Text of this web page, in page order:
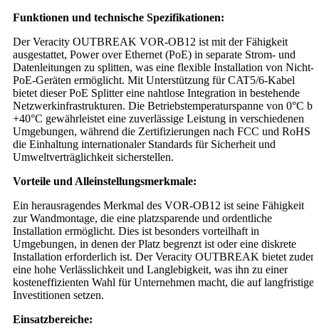
Funktionen und technische Spezifikationen:
Der Veracity OUTBREAK VOR-OB12 ist mit der Fähigkeit
ausgestattet, Power over Ethernet (PoE) in separate Strom- und
Datenleitungen zu splitten, was eine flexible Installation von Nicht-
PoE-Geräten ermöglicht. Mit Unterstützung für CAT5/6-Kabel
bietet dieser PoE Splitter eine nahtlose Integration in bestehende
Netzwerkinfrastrukturen. Die Betriebstemperaturspanne von 0°C bis
+40°C gewährleistet eine zuverlässige Leistung in verschiedenen
Umgebungen, während die Zertifizierungen nach FCC und RoHS
die Einhaltung internationaler Standards für Sicherheit und
Umweltverträglichkeit sicherstellen.
Vorteile und Alleinstellungsmerkmale:
Ein herausragendes Merkmal des VOR-OB12 ist seine Fähigkeit
zur Wandmontage, die eine platzsparende und ordentliche
Installation ermöglicht. Dies ist besonders vorteilhaft in
Umgebungen, in denen der Platz begrenzt ist oder eine diskrete
Installation erforderlich ist. Der Veracity OUTBREAK bietet zudem
eine hohe Verlässlichkeit und Langlebigkeit, was ihn zu einer
kosteneffizienten Wahl für Unternehmen macht, die auf langfristige
Investitionen setzen.
Einsatzbereiche: